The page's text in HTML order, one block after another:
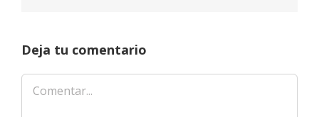
Deja tu comentario
Comentar